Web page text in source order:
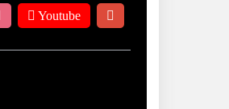
Youtube